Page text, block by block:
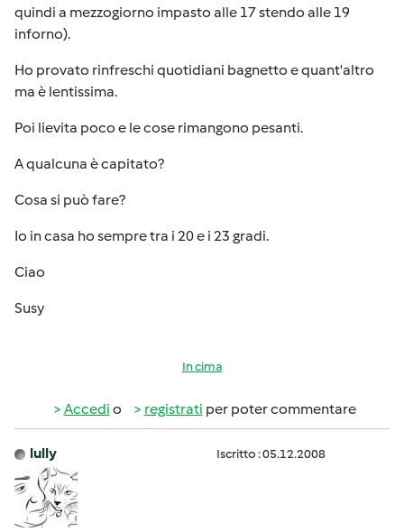
quindi a mezzogiorno impasto alle 17 stendo alle 19
inforno).
Ho provato rinfreschi quotidiani bagnetto e quant'altro
ma è lentissima.
Poi lievita poco e le cose rimangono pesanti.
A qualcuna è capitato?
Cosa si può fare?
Io in casa ho sempre tra i 20 e i 23 gradi.
Ciao
Susy
In cima
Accedi o registrati per poter commentare
lully Iscritto : 05.12.2008